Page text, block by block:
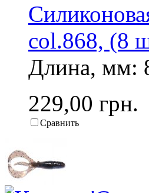
col.868, (8
Длина, мм:
229,00 грн.
Сравнить